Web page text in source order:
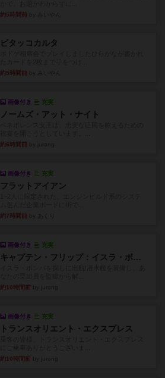
約5時間前
ピタッコカルタ
約5時間前
画像付き 充実
ノームズ・アット・ナイト
約6時間前
画像付き 充実
フラットアイアン
約7時間前
画像付き 充実
キャプテン・フリップ：イスラ・ボンバ
約10時間前
画像付き 充実
トランスオリエント・エクスプレス
約10時間前